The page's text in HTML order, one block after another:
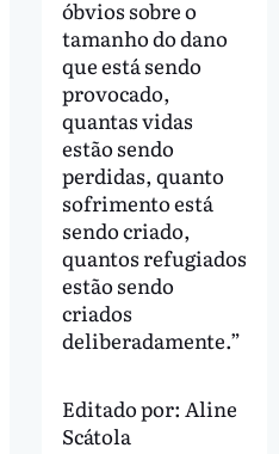
óbvios sobre o
tamanho do dano
que está sendo
provocado,
quantas vidas
estão sendo
perdidas, quanto
sofrimento está
sendo criado,
quantos refugiados
estão sendo
criados
deliberadamente.”
Editado por: Aline
Scátola